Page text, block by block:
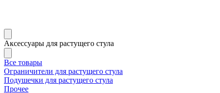
Аксессуары для растущего стула
Все товары
Ограничители для растущего стула
Подушечки для растущего стула
Прочее